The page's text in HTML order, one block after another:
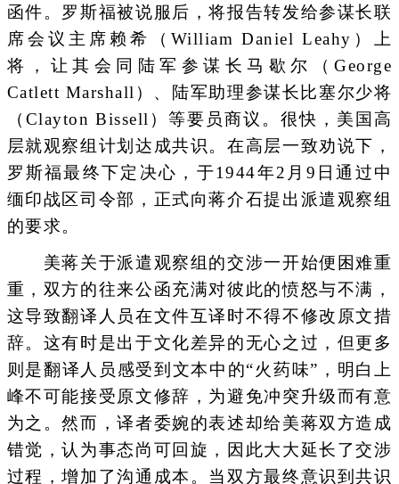
函件。罗斯福被说服后，将报告转发给参谋长联
席会议主席赖希（William Daniel Leahy）上
将，让其会同陆军参谋长马歇尔（George
Catlett Marshall）、陆军助理参谋长比塞尔少将
（Clayton Bissell）等要员商议。很快，美国高
层就观察组计划达成共识。在高层一致劝说下，
罗斯福最终下定决心，于1944年2月9日通过中
缅印战区司令部，正式向蒋介石提出派遣观察组
的要求。
美蒋关于派遣观察组的交涉一开始便困难重
重，双方的往来公函充满对彼此的愤怒与不满，
这导致翻译人员在文件互译时不得不修改原文措
辞。这有时是出于文化差异的无心之过，但更多
则是翻译人员感受到文本中的“火药味”，明白上
峰不可能接受原文修辞，为避免冲突升级而有意
为之。然而，译者委婉的表述却给美蒋双方造成
错觉，认为事态尚可回旋，因此大大延长了交涉
过程，增加了沟通成本。当双方最终意识到共识